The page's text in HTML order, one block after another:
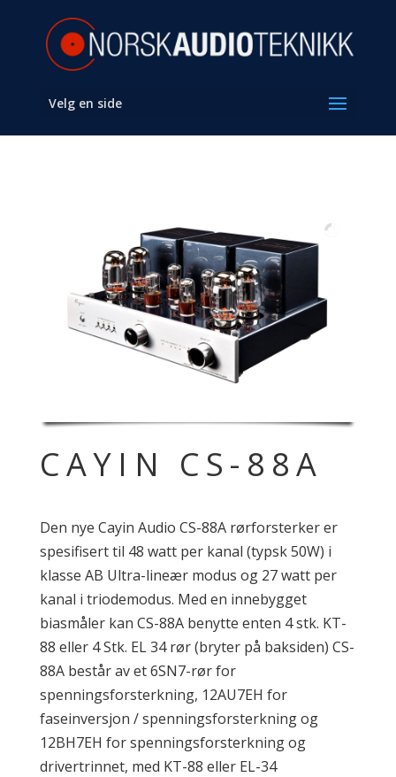
Velg en side
CAYIN CS-88A
Den nye Cayin Audio CS-88A rørforsterker er
spesifisert til 48 watt per kanal (typsk 50W) i
klasse AB Ultra-lineær modus og 27 watt per
kanal i triodemodus. Med en innebygget
biasmåler kan CS-88A benytte enten 4 stk. KT-
88 eller 4 Stk. EL 34 rør (bryter på baksiden) CS-
88A består av et 6SN7-rør for
spenningsforsterkning, 12AU7EH for
faseinversjon / spenningsforsterkning og
12BH7EH for spenningsforsterkning og
drivertrinnet, med KT-88 eller EL-34